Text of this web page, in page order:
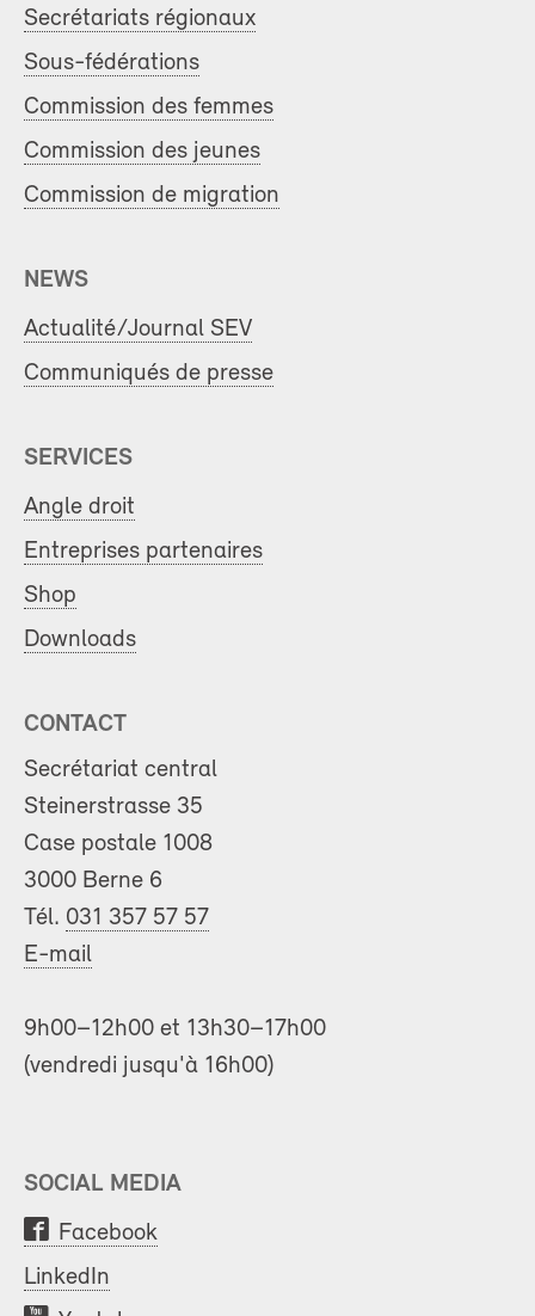
Secrétariats régionaux
Sous-fédérations
Commission des femmes
Commission des jeunes
Commission de migration
NEWS
Actualité/Journal SEV
Communiqués de presse
SERVICES
Angle droit
Entreprises partenaires
Shop
Downloads
CONTACT
Secrétariat central
Steinerstrasse 35
Case postale 1008
3000 Berne 6
Tél. 031 357 57 57
E-mail
9h00–12h00 et 13h30–17h00
(vendredi jusqu'à 16h00)
SOCIAL MEDIA
Facebook
LinkedIn